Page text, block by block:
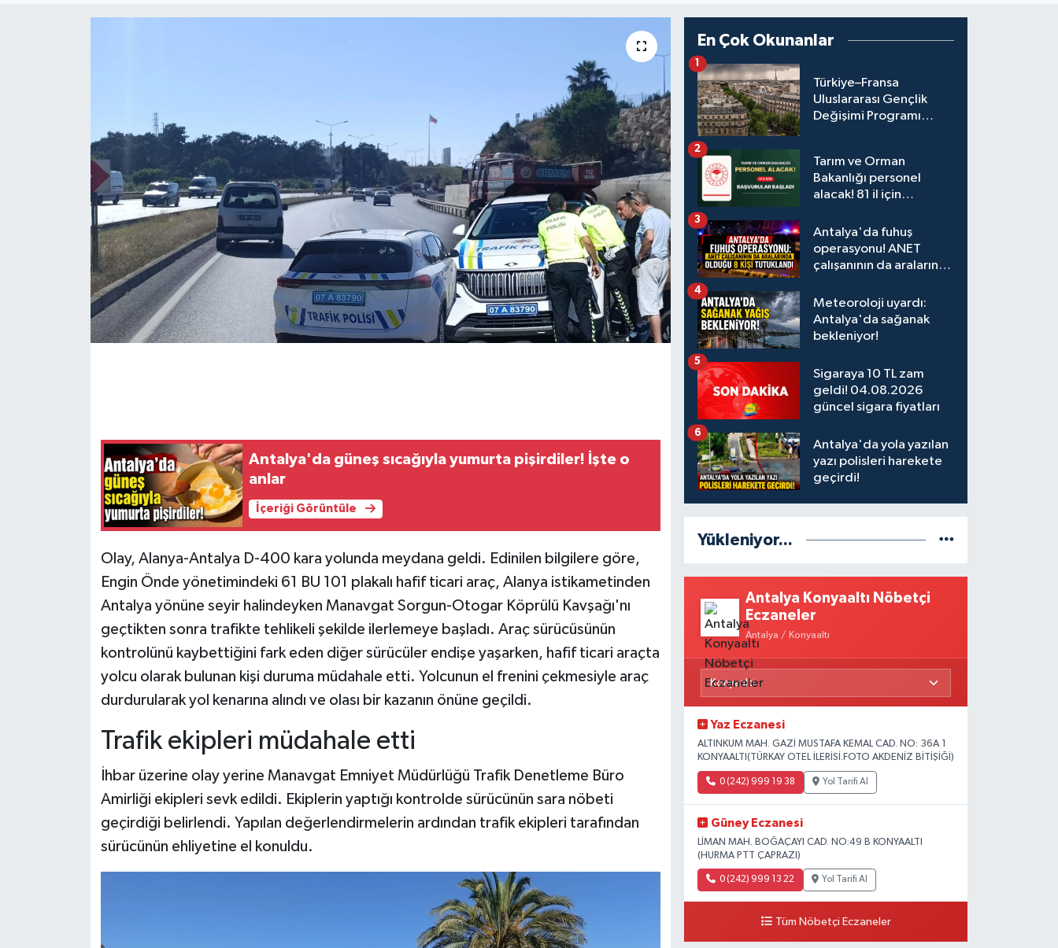
Antalya'da güneş sıcağıyla yumurta pişirdiler! İşte o
anlar
İçeriği Görüntüle
Olay, Alanya-Antalya D-400 kara yolunda meydana geldi. Edinilen bilgilere göre,
Engin Önde yönetimindeki 61 BU 101 plakalı hafif ticari araç, Alanya istikametinden
Antalya yönüne seyir halindeyken Manavgat Sorgun-Otogar Köprülü Kavşağı'nı
geçtikten sonra trafikte tehlikeli şekilde ilerlemeye başladı. Araç sürücüsünün
kontrolünü kaybettiğini fark eden diğer sürücüler endişe yaşarken, hafif ticari araçta
yolcu olarak bulunan kişi duruma müdahale etti. Yolcunun el frenini çekmesiyle araç
durdurularak yol kenarına alındı ve olası bir kazanın önüne geçildi.
Trafik ekipleri müdahale etti
İhbar üzerine olay yerine Manavgat Emniyet Müdürlüğü Trafik Denetleme Büro
Amirliği ekipleri sevk edildi. Ekiplerin yaptığı kontrolde sürücünün sara nöbeti
geçirdiği belirlendi. Yapılan değerlendirmelerin ardından trafik ekipleri tarafından
sürücünün ehliyetine el konuldu.
En Çok Okunanlar
Türkiye–Fransa
Uluslararası Gençlik
Değişimi Programı
1
Tarım ve Orman
Bakanlığı personel
alacak! 81 il için
2
Antalya'da fuhuş
operasyonu! ANET
çalışanının da aralarında
3
Meteoroloji uyardı:
Antalya'da sağanak
bekleniyor!
4
Sigaraya 10 TL zam
geldi! 04.08.2026
güncel sigara fiyatları
5
Antalya'da yola yazılan
yazı polisleri harekete
geçirdi!
6
Yükleniyor...
Antalya Konyaaltı Nöbetçi
Eczaneler
Antalya / Konyaaltı
Yaz Eczanesi
ALTINKUM MAH. GAZİ MUSTAFA KEMAL CAD. NO: 36A 1
KONYAALTI(TÜRKAY OTEL İLERİSİ.FOTO AKDENİZ BİTİŞİĞİ)
0 (242) 999 19 38 Yol Tarifi Al
Güney Eczanesi
LİMAN MAH. BOĞAÇAYI CAD. NO:49 B KONYAALTI
(HURMA PTT ÇAPRAZI)
0 (242) 999 13 22 Yol Tarifi Al
Tüm Nöbetçi Eczaneler